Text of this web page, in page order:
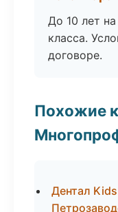
До 10 лет
класса.
договоре.
Похожие
Дентал